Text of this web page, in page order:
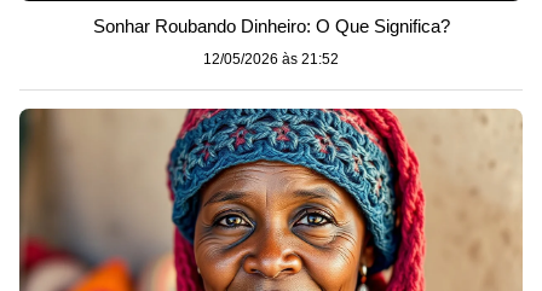
Sonhar Roubando Dinheiro: O Que Significa?
12/05/2026 às 21:52